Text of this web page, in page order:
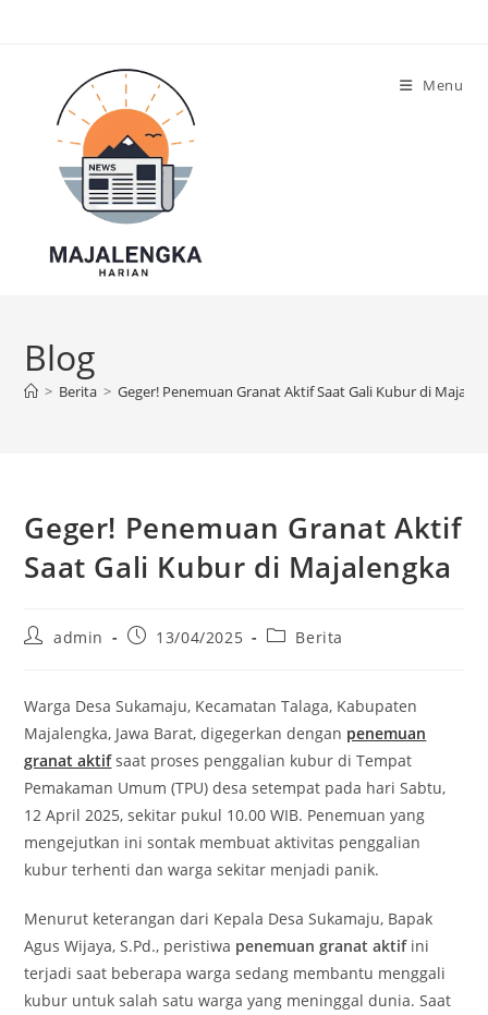
Menu
Blog
> Berita > Geger! Penemuan Granat Aktif Saat Gali Kubur di
Geger! Penemuan Granat Aktif
Saat Gali Kubur di Majalengka
Postadmin
Post13/04/2025
PostBerita
Warga Desa Sukamaju, Kecamatan Talaga, Kabupaten
Majalengka, Jawa Barat, digegerkan dengan penemuan
granat aktifsaat proses penggalian kubur di Tempat
Pemakaman Umum (TPU) desa setempat pada hari Sabtu,
12 April 2025, sekitar pukul 10.00 WIB. Penemuan yang
mengejutkan ini sontak membuat aktivitas penggalian
kubur terhenti dan warga sekitar menjadi panik.
Menurut keterangan dari Kepala Desa Sukamaju, Bapak
Agus Wijaya, S.Pd., peristiwa penemuan granat aktifini
terjadi saat beberapa warga sedang membantu menggali
kubur untuk salah satu warga yang meninggal dunia. Saat